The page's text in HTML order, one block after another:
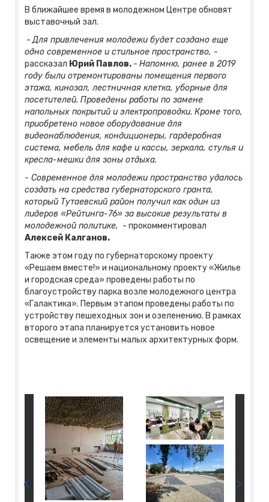
В ближайшее время в молодежном Центре обновят
выставочный зал.
-Для привлечения молодежи будет создано еще
одно современное и стильное пространство, -
рассказал Юрий Павлов. - Напомню, ранее в 2019
году были отремонтированы помещения первого
этажа, кинозал, лестничная клетка, уборные для
посетителей. Проведены работы по замене
напольных покрытий и электропроводки. Кроме того,
приобретено новое оборудование для
видеонаблюдения, кондиционеры, гардеробная
система, мебель для кафе и кассы, зеркала, стулья и
кресла-мешки для зоны отдыха.
- Современное для молодежи пространство удалось
создать на средства губернаторского гранта,
который Тутаевский район получил как один из
лидеров «Рейтинга-76» за высокие результаты в
молодежной политике, - прокомментировал
Алексей Калганов.
Также этом году по губернаторскому проекту
«Решаем вместе!» и национальному проекту «Жилье
и городская среда» проведены работы по
благоустройству парка возле молодежного центра
«Галактика». Первым этапом проведены работы по
устройству пешеходных зон и озеленению. В рамках
второго этапа планируется установить новое
освещение и элементы малых архитектурных форм.